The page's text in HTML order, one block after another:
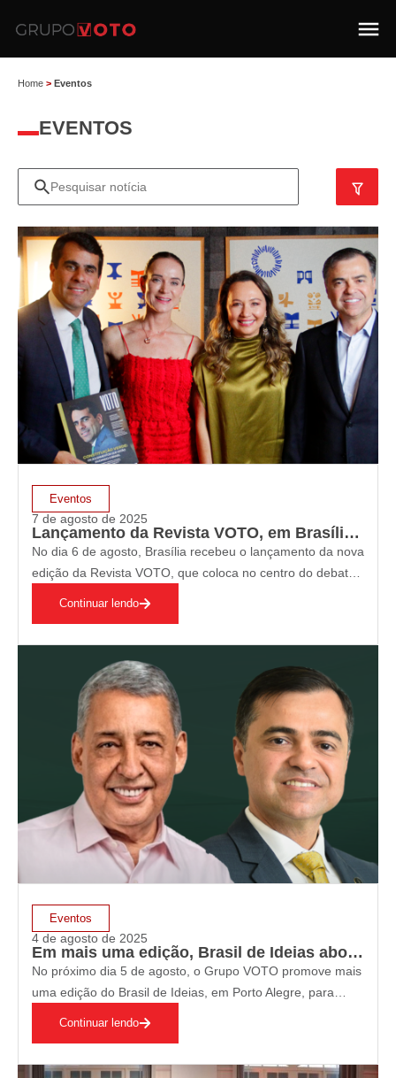
Home > Eventos
EVENTOS
Eventos
7 de agosto de 2025
Lançamento da Revista VOTO, em Brasília, ganha repercussão nacional sobre Constituição Verde e transição energética
No dia 6 de agosto, Brasília recebeu o lançamento da nova
edição da Revista VOTO, que coloca no centro do debate
Continuar lendo
Eventos
4 de agosto de 2025
Em mais uma edição, Brasil de Ideias abordará transição energética e mudanças climáticas
No próximo dia 5 de agosto, o Grupo VOTO promove mais
uma edição do Brasil de Ideias, em Porto Alegre, para
Continuar lendo